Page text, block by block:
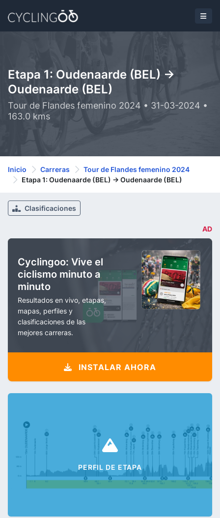
Etapa 1: Oudenaarde (BEL) ->
Oudenaarde (BEL)
Tour de Flandes femenino 2024 • 31-03-2024 •
163.0 kms
Inicio Carreras
Tour de Flandes femenino 2024
Etapa 1: Oudenaarde (BEL) -> Oudenaarde (BEL)
Clasificaciones
AD
Cyclingoo: Vive el
ciclismo minuto a
minuto
Resultados en vivo, etapas,
mapas, perfiles y
clasificaciones de las
mejores carreras.
INSTALAR AHORA
PERFIL DE ETAPA